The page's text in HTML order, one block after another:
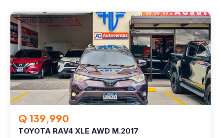
VEHÍCULOS
Q 139,990
TOYOTA RAV4 XLE AWD M.2017